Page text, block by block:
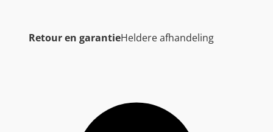
Retour en garantieHeldere afhandeling